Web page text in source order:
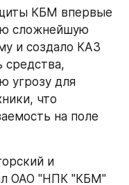
КБМ впервые
сложнейшую
и создало КАЗ
средства,
угрозу для
что
на поле
и
ОАО "НПК "КБМ"